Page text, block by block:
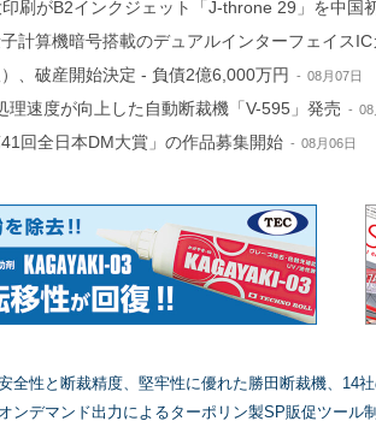
刷がB2インクジェット「J-throne 29」を中国
計算機暗号搭載のデュアルインターフェイス
、破産開始決定 - 負債2億6,000万円 08月07日
理速度が向上した自動断裁機「V-595」発売 08
回全日本DM大賞」の作品募集開始 08月06日
全性と断裁精度、堅牢性に優れた勝田断裁機、14
オンデマンド出力によるターポリン製SP販促ツール